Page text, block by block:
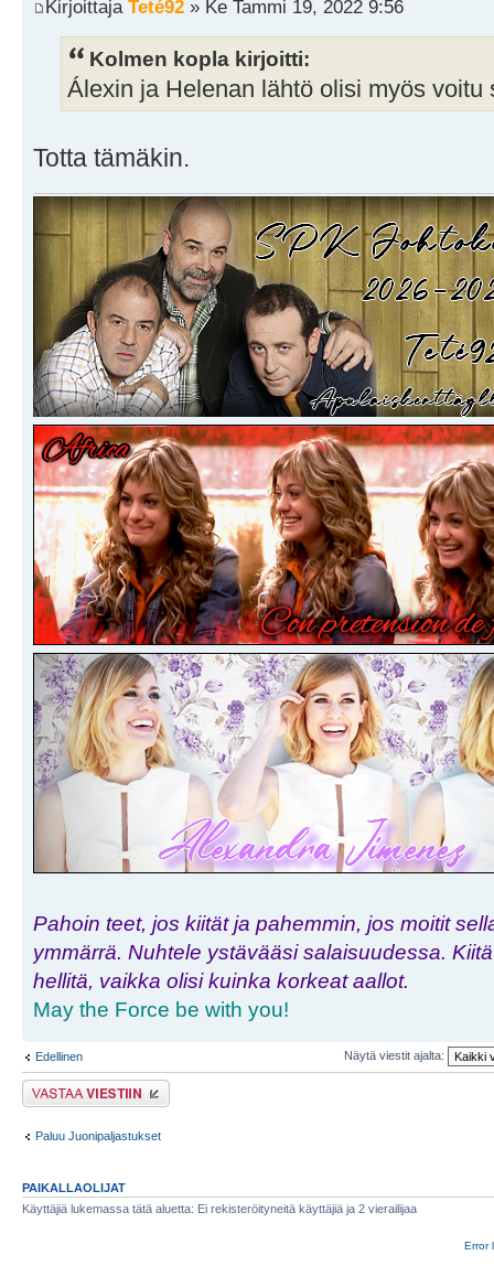
Kirjoittaja Teté92 » Ke Tammi 19, 2022 9:56
Kolmen kopla kirjoitti:
Álexin ja Helenan lähtö olisi myös voitu
Totta tämäkin.
Pahoin teet, jos kiität ja pahemmin, jos moitit
ymmärrä. Nuhtele ystävääsi salaisuudessa.
hellitä, vaikka olisi kuinka korkeat aallot.
May the Force be with you!
Edellinen Näytä viestit ajalta:
Lähetä vastaus
Paluu Juonipaljastukset
PAIKALLAOLIJAT
Käyttäjiä lukemassa tätä aluetta: Ei rekisteröityneitä käyttäjiä ja 2 vierailijaa
Error